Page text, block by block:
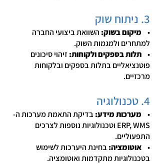
3. ניתוח שוק
• מיקום בשוק: השוואת ביצועי החברה
למתחרים ולמגמות השוק.
• תלות בספקים ולקוחות:זיהוי סיכונים
פוטנציאליים בתלות בספקים ובלקוחות
מרכזיים.
4. טכנולוגיה
• מערכות מידע: בדיקת התאמת מערכות ה-
ERP, WMS וטכנולוגיות נוספות לצרכים
התפעוליים.
• אוטומציה: בחינת היערכות לשימוש
בטכנולוגיות מתקדמות ואוטומציה.